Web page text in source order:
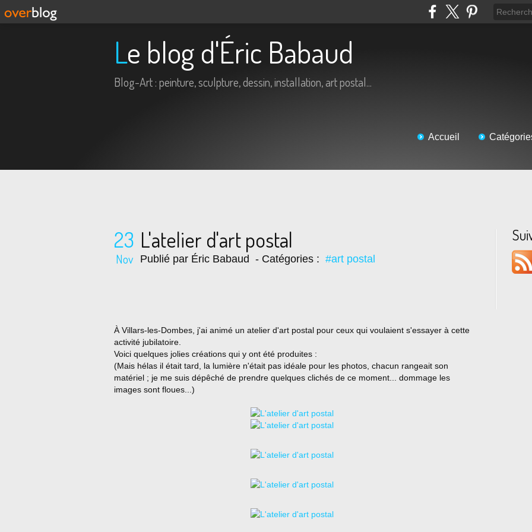
Le blog d'Éric Babaud
Blog-Art : peinture, sculpture, dessin, installation, art postal...
Accueil
23
Nov
L'atelier d'art postal
Publié par Éric Babaud - Catégories : #art postal
À Villars-les-Dombes, j'ai animé un atelier d'art postal pour ceux qui voulaient s'essayer à cette
activité jubilatoire.
Voici quelques jolies créations qui y ont été produites :
(Mais hélas il était tard, la lumière n'était pas idéale pour les photos, chacun rangeait son
matériel ; je me suis dépêché de prendre quelques clichés de ce moment... dommage les
images sont floues...)